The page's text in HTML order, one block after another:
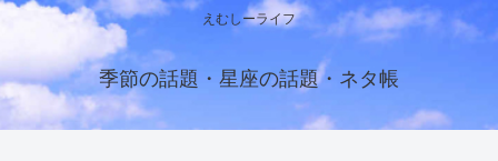
えむしーライフ
季節の話題・星座の話題・ネタ帳